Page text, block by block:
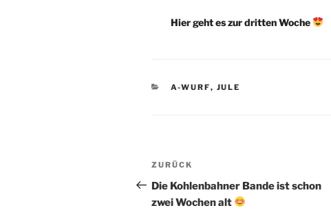
Hier geht es zur dritten Woche
KATEGORIEN
A-WURF, JULE
Beitragsnavigation
Vorheriger
Beitrag
ZURÜCK
Die Kohlenbahner Bande ist schon
zwei Wochen alt